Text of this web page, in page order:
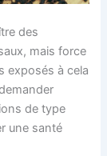
des
mais force
exposés à cela
de type
une santé